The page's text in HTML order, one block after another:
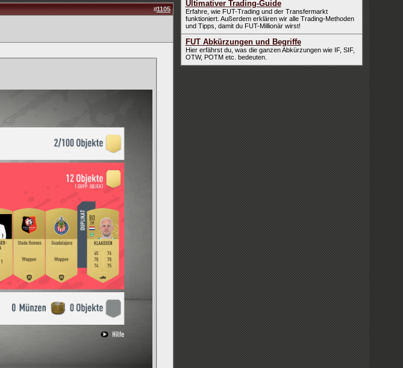
#1105
Ultimativer Trading-Guide
Erfahre, wie FUT-Trading und der Transfermarkt
funktioniert. Außerdem erklären wir alle Trading-Methoden
und Tipps, damit du FUT-Millionär wirst!
FUT Abkürzungen und Begriffe
Hier erfährst du, was die ganzen Abkürzungen wie IF, SIF,
OTW, POTM etc. bedeuten.